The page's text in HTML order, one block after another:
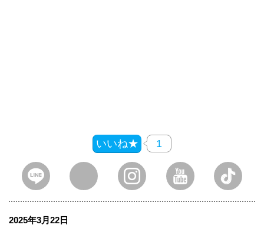
いいね★ 1
2025年3月22日